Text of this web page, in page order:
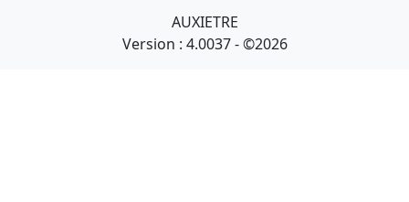
AUXIETRE
Version : 4.0037 - ©2026